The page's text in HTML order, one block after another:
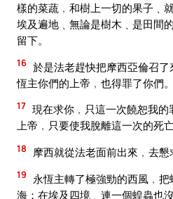
樣的菜蔬﹐和樹上一切的果子﹑
埃及遍地﹑無論是樹木﹑是田間
留下。
16 於是法老趕快把摩西亞倫召
恆主你們的上帝﹐也得罪了你們。
17 現在求你﹐只這一次饒恕我
上帝﹐只要使我脫離這一次的死
18 摩西就從法老面前出來﹐去懇
19
永恆主轉了極強勁的西風﹐
海；在埃及四境﹑連一個蝗蟲也沒